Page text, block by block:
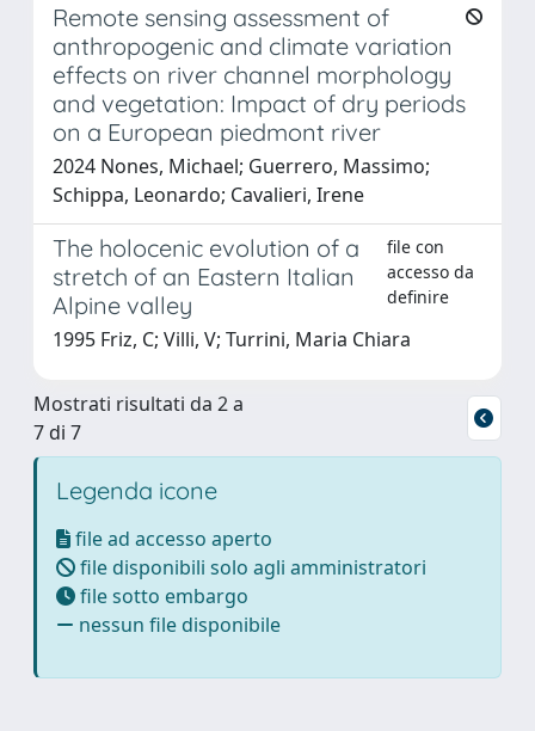
Remote sensing assessment of
anthropogenic and climate variation
effects on river channel morphology
and vegetation: Impact of dry periods
on a European piedmont river
2024 Nones, Michael; Guerrero, Massimo;
Schippa, Leonardo; Cavalieri, Irene
The holocenic evolution of a
stretch of an Eastern Italian
Alpine valley
file con
accesso da
definire
1995 Friz, C; Villi, V; Turrini, Maria Chiara
Mostrati risultati da 2 a
7 di 7
Legenda icone
file ad accesso aperto
file disponibili solo agli amministratori
file sotto embargo
nessun file disponibile